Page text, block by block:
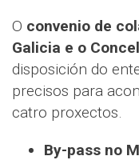
O convenio de
Galicia e o
disposición do
precisos para
catro proxectos.
By-pass no